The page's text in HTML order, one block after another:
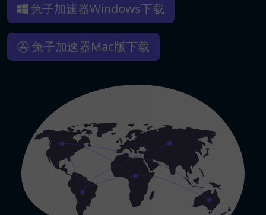
兔子加速器Windows下载
兔子加速器Mac版下载